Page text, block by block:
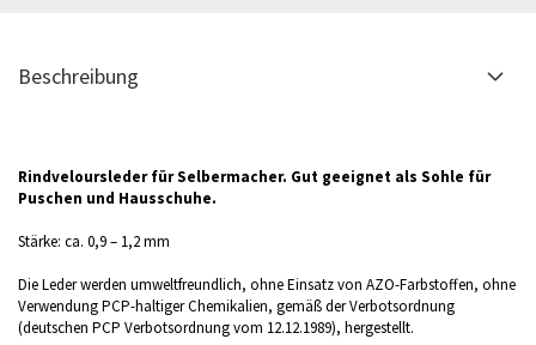
Beschreibung
Rindveloursleder für Selbermacher. Gut geeignet als Sohle für
Puschen und Hausschuhe.
Stärke: ca. 0,9 – 1,2 mm
Die Leder werden umweltfreundlich, ohne Einsatz von AZO-Farbstoffen, ohne
Verwendung PCP-haltiger Chemikalien, gemäß der Verbotsordnung
(deutschen PCP Verbotsordnung vom 12.12.1989), hergestellt.